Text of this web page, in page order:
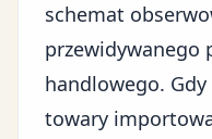
schemat
przewidywanego
handlowego. Gdy
towary